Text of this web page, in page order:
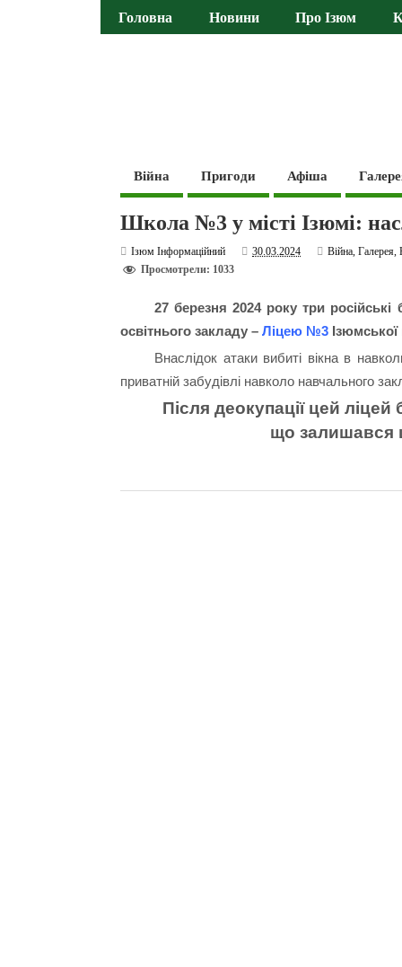
Головна Новини Про Ізюм
Війна Пригоди Афіша
Школа №3 у місті Ізюмі:
Ізюм Інформаційний 30.03.2024 Війна,Галерея,
Просмотрели: 1033
27 березня 2024 року три
освітнього закладу –Ліцею №3 Ізюмської
Внаслідок атаки вибиті вікна в
приватній забудівлі навколо навчального
Після деокупації цей
що залишався